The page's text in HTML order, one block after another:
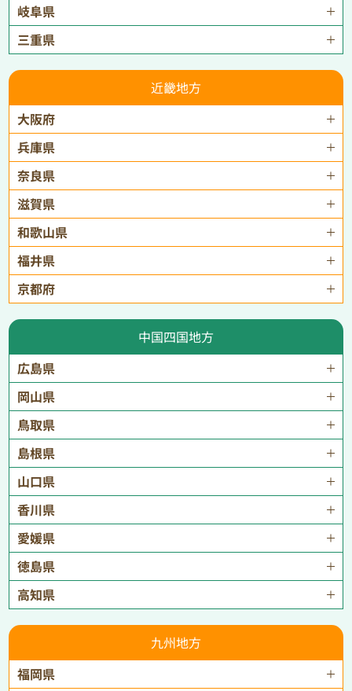
岐阜県
三重県
近畿地方
大阪府
兵庫県
奈良県
滋賀県
和歌山県
福井県
京都府
中国四国地方
広島県
岡山県
鳥取県
島根県
山口県
香川県
愛媛県
徳島県
高知県
九州地方
福岡県